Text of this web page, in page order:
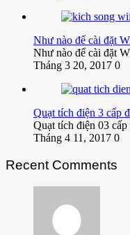
Như nào để cài đặt
Như nào để cài đặt
Tháng 3 20, 2017 0
Quạt tích điện 3 cấp
Quạt tích điện 03
Tháng 4 11, 2017 0
Recent Comments